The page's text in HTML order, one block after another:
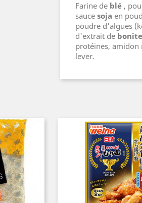
Farine de blé ,
sauce soja en
poudre d'algues
d'extrait de bonite
protéines, amidon
lever.